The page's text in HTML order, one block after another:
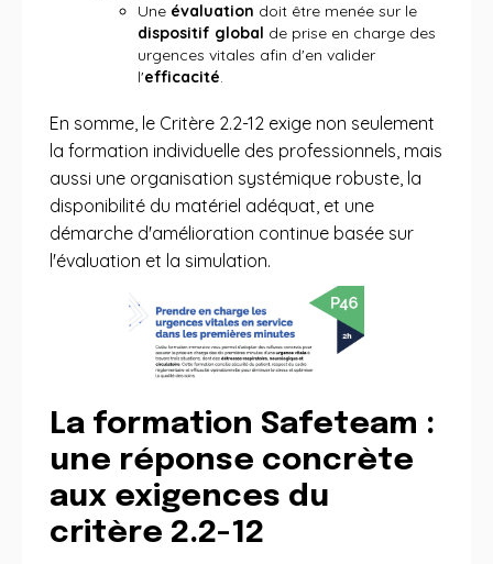
Une évaluation doit être menée sur le
dispositif global de prise en charge des
urgences vitales afin d'en valider
l'efficacité.
En somme, le Critère 2.2-12 exige non seulement
la formation individuelle des professionnels, mais
aussi une organisation systémique robuste, la
disponibilité du matériel adéquat, et une
démarche d'amélioration continue basée sur
l'évaluation et la simulation.
La formation Safeteam :
une réponse concrète
aux exigences du
critère 2.2-12